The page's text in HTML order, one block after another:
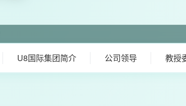
U8国际集团简介 公司领导 教授